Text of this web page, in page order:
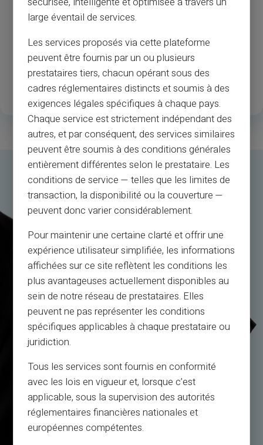
Éves tapasztalat
Kereskedők és ATM
1.3M
Boldog regisztrált
ügyfelek
35
Elérhető országok
large éventail de services.
Les services proposés via cette plateforme
peuvent être fournis par un ou plusieurs
prestataires tiers, chacun opérant sous des
cadres réglementaires distincts et soumis à des
exigences légales spécifiques à chaque pays.
Chaque service est strictement indépendant des
autres, et par conséquent, des services similaires
peuvent être soumis à des conditions générales
entièrement différentes selon le prestataire. Les
conditions de service — telles que les limites de
transaction, la disponibilité ou la couverture —
peuvent donc varier considérablement.
Pour maintenir une certaine clarté et offrir une
expérience utilisateur simplifiée, les informations
affichées sur ce site reflètent les conditions les
plus avantageuses actuellement disponibles au
sein de notre réseau de prestataires. Elles
peuvent ne pas représenter les conditions
spécifiques applicables à chaque prestataire ou
juridiction.
Tous les services sont fournis en conformité
avec les lois en vigueur et, lorsque c’est
applicable, sous la supervision des autorités
réglementaires financières nationales et
européennes compétentes.